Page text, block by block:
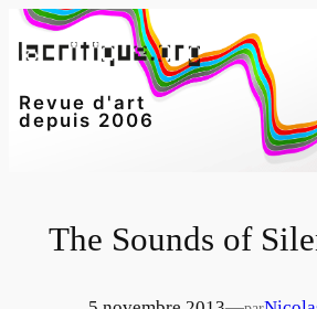
Aller
au
Revue d'art
depuis 2006
The Sounds of